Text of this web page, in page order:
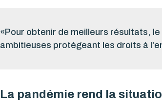
«Pour obtenir de meilleurs résultats,
ambitieuses protégeant les droits à
La pandémie rend la